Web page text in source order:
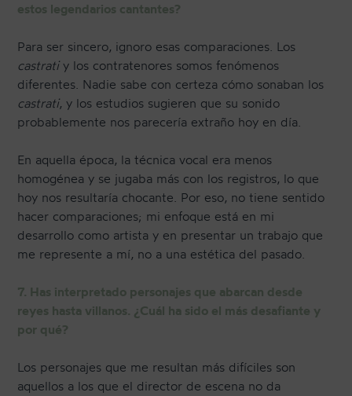
estos legendarios cantantes?
Para ser sincero, ignoro esas comparaciones. Los
castratiy los contratenores somos fenómenos
diferentes. Nadie sabe con certeza cómo sonaban los
castrati, y los estudios sugieren que su sonido
probablemente nos parecería extraño hoy en día.
En aquella época, la técnica vocal era menos
homogénea y se jugaba más con los registros, lo que
hoy nos resultaría chocante. Por eso, no tiene sentido
hacer comparaciones; mi enfoque está en mi
desarrollo como artista y en presentar un trabajo que
me represente a mí, no a una estética del pasado.
7. Has interpretado personajes que abarcan desde
reyes hasta villanos. ¿Cuál ha sido el más desafiante y
por qué?
Los personajes que me resultan más difíciles son
aquellos a los que el director de escena no da